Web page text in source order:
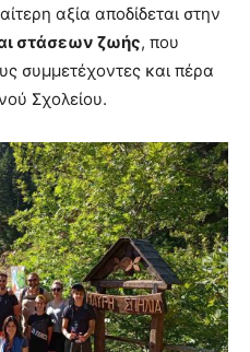
αξία αποδίδεται στην
στάσεων ζωής, που
συμμετέχοντες και πέρα
Σχολείου.